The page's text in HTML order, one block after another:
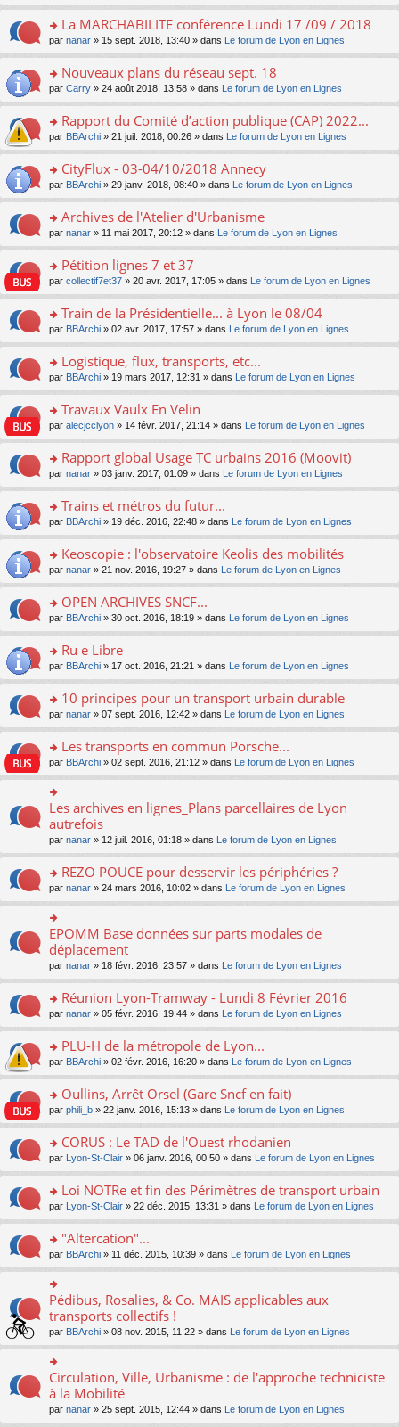
nt
s
c
e
nt
pl
u
s
c
e
nt
n
o
lu
pl
u
s
c
e
nt
g
e
n
o
lu
pl
u
s
c
e
nt
m
e
s
g
e
n
o
lu
pl
u
s
c
e
nt
er
le
m
e
s
a
g
e
n
n
lu
le
pl
u
c
e
nt
o
n
ult
er
le
m
e
a
g
e
n
n
le
pl
u
ré
c
e
nt
La MARCHABILITE conférence Lundi 17 /09 / 2018
par nanar » 15 sept. 2018, 13:40 » dans Le forum de Lyon en Lignes
o
n
ult
er
le
m
e
a
g
e
n
n
le
pl
u
ré
c
e
nt
Nouveaux plans du réseau sept. 18
par Carry » 24 août 2018, 13:58 » dans Le forum de Lyon en Lignes
o
n
ult
er
le
m
e
a
g
e
n
n
le
pl
u
ré
c
e
nt
Rapport du Comité d’action publique (CAP) 2022...
par BBArchi » 21 juil. 2018, 00:26 » dans Le forum de Lyon en Lignes
o
n
ult
er
le
m
e
a
g
e
n
n
le
pl
u
ré
c
e
nt
CityFlux - 03-04/10/2018 Annecy
par BBArchi » 29 janv. 2018, 08:40 » dans Le forum de Lyon en Lignes
o
n
ult
er
le
m
e
a
g
e
n
n
le
pl
u
ré
c
e
nt
Archives de l'Atelier d'Urbanisme
par nanar » 11 mai 2017, 20:12 » dans Le forum de Lyon en Lignes
o
n
ult
er
le
m
e
a
g
e
n
n
le
pl
u
ré
c
e
nt
Pétition lignes 7 et 37
par collectif7et37 » 20 avr. 2017, 17:05 » dans Le forum de Lyon en Lignes
o
n
ult
er
le
m
e
a
g
e
n
n
le
pl
u
ré
c
e
nt
Train de la Présidentielle... à Lyon le 08/04
par BBArchi » 02 avr. 2017, 17:57 » dans Le forum de Lyon en Lignes
o
n
ult
er
le
m
e
a
g
e
n
n
le
pl
u
ré
c
e
nt
Logistique, flux, transports, etc...
par BBArchi » 19 mars 2017, 12:31 » dans Le forum de Lyon en Lignes
o
n
ult
er
le
m
e
a
g
e
n
n
le
pl
u
ré
c
e
nt
Travaux Vaulx En Velin
par alecjcclyon » 14 févr. 2017, 21:14 » dans Le forum de Lyon en Lignes
o
n
ult
er
le
m
e
a
g
e
n
n
le
pl
u
ré
c
e
nt
Rapport global Usage TC urbains 2016 (Moovit)
par nanar » 03 janv. 2017, 01:09 » dans Le forum de Lyon en Lignes
o
n
ult
er
le
m
e
a
g
e
n
n
le
pl
u
s
ré
c
e
nt
Trains et métros du futur...
par BBArchi » 19 déc. 2016, 22:48 » dans Le forum de Lyon en Lignes
o
n
ult
er
le
m
e
a
g
e
n
n
le
pl
u
s
e
nt
Keoscopie : l'observatoire Keolis des mobilités
par nanar » 21 nov. 2016, 19:27 » dans Le forum de Lyon en Lignes
o
n
ult
er
le
m
e
a
g
e
n
o
lu
le
pl
u
s
c
nt
OPEN ARCHIVES SNCF...
par BBArchi » 30 oct. 2016, 18:19 » dans Le forum de Lyon en Lignes
o
n
ult
er
le
m
e
s
g
e
n
o
lu
le
pl
u
s
ré
e
Ru e Libre
par BBArchi » 17 oct. 2016, 21:21 » dans Le forum de Lyon en Lignes
o
n
ult
er
le
m
s
a
e
n
o
n
lu
le
pl
u
s
ré
e
10 principes pour un transport urbain durable
par nanar » 07 sept. 2016, 12:42 » dans Le forum de Lyon en Lignes
o
n
s
ult
er
le
m
e
s
a
e
n
o
n
pl
u
s
ré
e
Les transports en commun Porsche...
par BBArchi » 02 sept. 2016, 21:12 » dans Le forum de Lyon en Lignes
n
ult
er
le
m
e
s
s
a
g
e
n
o
lu
le
pl
u
s
c
e
nt
Les archives en lignes_Plans parcellaires de Lyon
autrefois
par nanar » 12 juil. 2016, 01:18 » dans Le forum de Lyon en Lignes
o
n
s
ult
er
le
m
e
s
a
e
n
o
lu
le
pl
u
s
e
nt
REZO POUCE pour desservir les périphéries ?
par nanar » 24 mars 2016, 10:02 » dans Le forum de Lyon en Lignes
o
n
ult
er
le
m
e
s
a
g
e
n
lu
le
pl
u
ré
c
e
nt
EPOMM Base données sur parts modales de
déplacement
par nanar » 18 févr. 2016, 23:57 » dans Le forum de Lyon en Lignes
o
n
ult
er
le
m
e
a
g
e
n
n
le
pl
u
s
ré
c
e
nt
Réunion Lyon-Tramway - Lundi 8 Février 2016
par nanar » 05 févr. 2016, 19:44 » dans Le forum de Lyon en Lignes
o
n
ult
er
le
m
e
a
g
e
n
n
le
pl
u
s
c
nt
PLU-H de la métropole de Lyon...
par BBArchi » 02 févr. 2016, 16:20 » dans Le forum de Lyon en Lignes
o
n
ult
er
le
m
e
a
g
e
n
o
n
lu
le
pl
u
s
ré
e
Oullins, Arrêt Orsel (Gare Sncf en fait)
par phili_b » 22 janv. 2016, 15:13 » dans Le forum de Lyon en Lignes
o
n
ult
er
le
m
e
s
g
e
n
o
n
lu
le
pl
u
CORUS : Le TAD de l'Ouest rhodanien
par Lyon-St-Clair » 06 janv. 2016, 00:50 » dans Le forum de Lyon en Lignes
o
n
ult
er
le
m
e
s
a
e
n
o
n
Loi NOTRe et fin des Périmètres de transport urbain
par Lyon-St-Clair » 22 déc. 2015, 13:31 » dans Le forum de Lyon en Lignes
o
n
s
ult
er
le
m
e
s
s
a
g
e
"Altercation"...
par BBArchi » 11 déc. 2015, 10:39 » dans Le forum de Lyon en Lignes
o
n
ult
er
le
m
e
s
Pédibus, Rosalies, & Co. MAIS applicables aux
transports collectifs !
par BBArchi » 08 nov. 2015, 11:22 » dans Le forum de Lyon en Lignes
o
n
ult
Circulation, Ville, Urbanisme : de l'approche techniciste
à la Mobilité
par nanar » 25 sept. 2015, 12:44 » dans Le forum de Lyon en Lignes